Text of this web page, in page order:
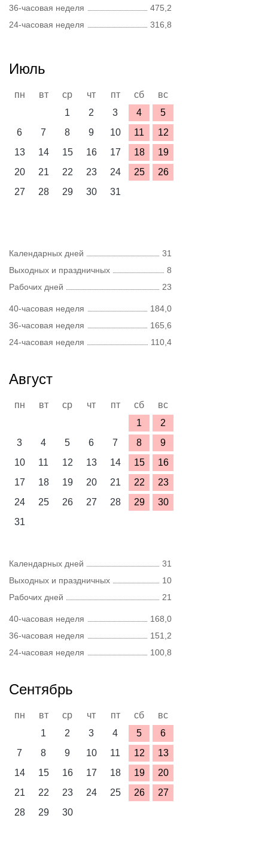
36-часовая неделя
475,2
24-часовая неделя
316,8
Июль
пн вт ср чт пт сб
вс
1
2 3 4
5
6
7 8 9 10 11
12
13
14 15 16 17 18
19
20
21 22 23 24 25
26
27
28 29 30 31
Календарных дней
31
Выходных и праздничных
8
Рабочих дней
23
40-часовая неделя
184,0
36-часовая неделя
165,6
24-часовая неделя
110,4
Август
пн вт ср чт пт сб
вс
1
2
3
4 5 6 7 8
9
10
11 12 13 14 15
16
17
18 19 20 21 22
23
24
25 26 27 28 29
30
31
Календарных дней
31
Выходных и праздничных
10
Рабочих дней
21
40-часовая неделя
168,0
36-часовая неделя
151,2
24-часовая неделя
100,8
Сентябрь
пн вт ср чт пт сб
вс
1
2 3 4 5
6
7
8 9 10 11 12
13
14
15 16 17 18 19
20
21
22 23 24 25 26
27
28
29 30